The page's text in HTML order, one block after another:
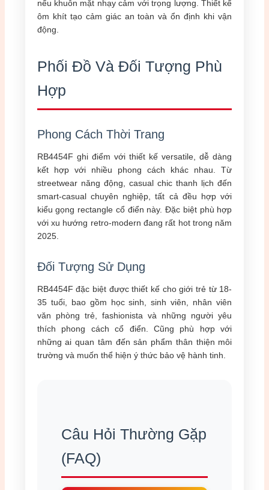
nếu khuôn mặt nhạy cảm với trọng lượng. Thiết kế
ôm khít tạo cảm giác an toàn và ổn định khi vận
động.
Phối Đồ Và Đối Tượng Phù
Hợp
Phong Cách Thời Trang
RB4454F ghi điểm với thiết kế versatile, dễ dàng
kết hợp với nhiều phong cách khác nhau. Từ
streetwear năng động, casual chic thanh lịch đến
smart-casual chuyên nghiệp, tất cả đều hợp với
kiểu gọng rectangle cổ điển này. Đặc biệt phù hợp
với xu hướng retro-modern đang rất hot trong năm
2025.
Đối Tượng Sử Dụng
RB4454F đặc biệt được thiết kế cho giới trẻ từ 18-
35 tuổi, bao gồm học sinh, sinh viên, nhân viên
văn phòng trẻ, fashionista và những người yêu
thích phong cách cổ điển. Cũng phù hợp với
những ai quan tâm đến sản phẩm thân thiện môi
trường và muốn thể hiện ý thức bảo vệ hành tinh.
Câu Hỏi Thường Gặp
(FAQ)